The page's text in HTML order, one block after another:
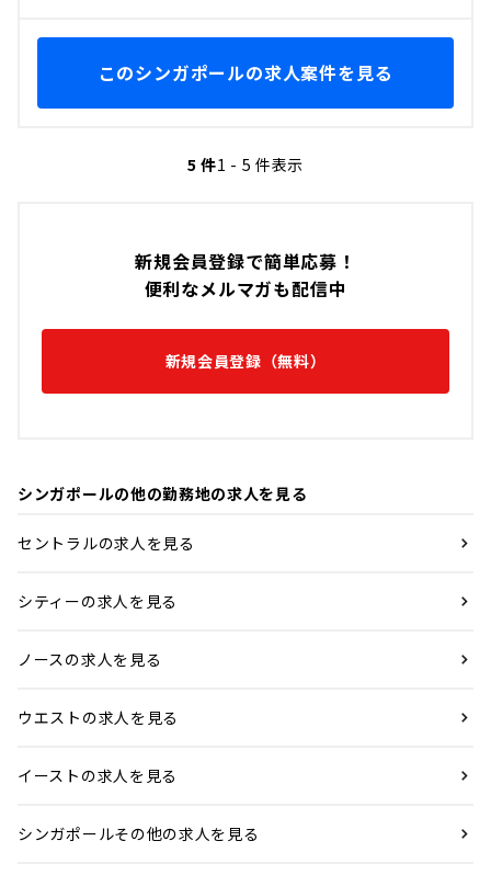
新規会員登録で簡単応募！
便利なメルマガも配信中
新規会員登録（無料）
シンガポールの他の勤務地の求人を見る
セントラルの求人を見る
シティーの求人を見る
ノースの求人を見る
ウエストの求人を見る
イーストの求人を見る
シンガポールその他の求人を見る
このシンガポールの求人案件を見る
5 件1 - 5 件表示